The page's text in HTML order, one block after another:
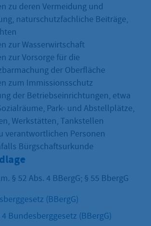
zu deren Vermeidung und
naturschutzfachliche Beiträge,
zur Wasserwirtschaft
zur Vorsorge für die
der Oberfläche
zum Immissionsschutz
der Betriebseinrichtungen, etwa
Park- und Abstellplätze,
Werkstätten, Tankstellen
verantwortlichen Personen
Bürgschaftsurkunde
§ 52 Abs. 4 BBergG; § 55 BbergG
(BBergG)
Bundesberggesetz (BBergG)